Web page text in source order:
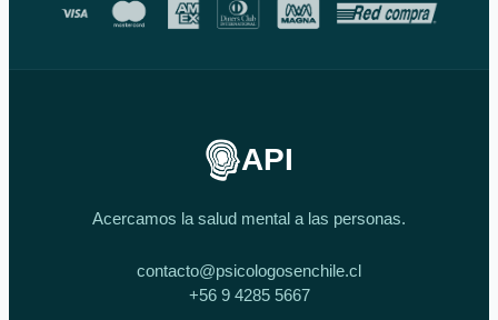
API
Acercamos la salud mental a las personas.
contacto@psicologosenchile.cl
+56 9 4285 5667